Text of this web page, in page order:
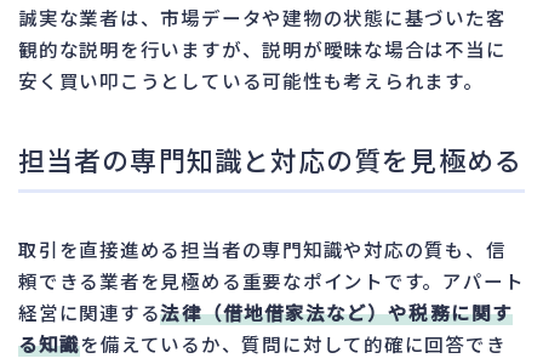
誠実な業者は、市場データや建物の状態に基づいた客
観的な説明を行いますが、説明が曖昧な場合は不当に
安く買い叩こうとしている可能性も考えられます。
担当者の専門知識と対応の質を見極める
取引を直接進める担当者の専門知識や対応の質も、信
頼できる業者を見極める重要なポイントです。アパート
経営に関連する法律（借地借家法など）や税務に関す
る知識を備えているか、質問に対して的確に回答でき